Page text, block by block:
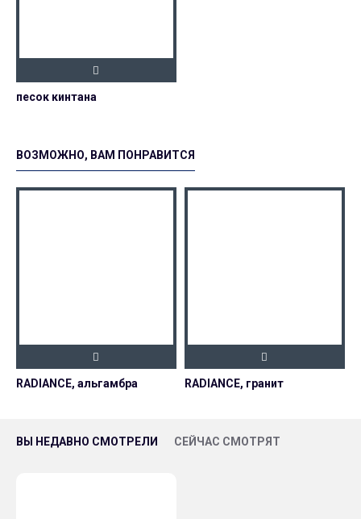
песок кинтана
ВОЗМОЖНО, ВАМ ПОНРАВИТСЯ
RADIANCE, альгамбра RADIANCE, гранит
ВЫ НЕДАВНО СМОТРЕЛИ СЕЙЧАС СМОТРЯТ